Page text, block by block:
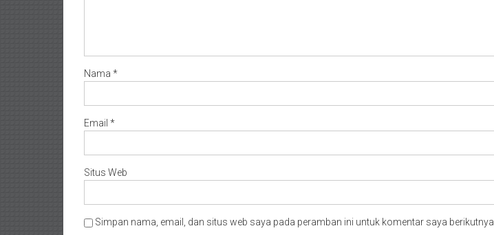
Nama *
Email *
Situs Web
Simpan nama, email, dan situs web saya pada peramban ini untuk komentar saya berikutnya.